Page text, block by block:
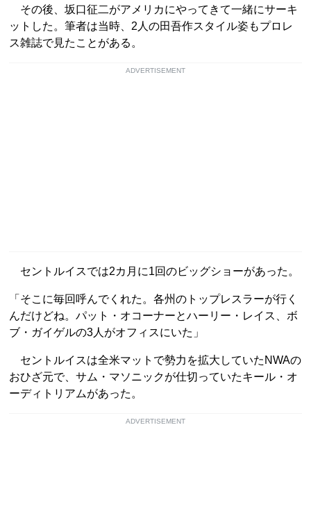
その後、坂口征二がアメリカにやってきて一緒にサーキ
ットした。筆者は当時、2人の田吾作スタイル姿もプロレ
ス雑誌で見たことがある。
ADVERTISEMENT
セントルイスでは2カ月に1回のビッグショーがあった。
「そこに毎回呼んでくれた。各州のトップレスラーが行く
んだけどね。パット・オコーナーとハーリー・レイス、ボ
ブ・ガイゲルの3人がオフィスにいた」
セントルイスは全米マットで勢力を拡大していたNWAの
おひざ元で、サム・マソニックが仕切っていたキール・オ
ーディトリアムがあった。
ADVERTISEMENT